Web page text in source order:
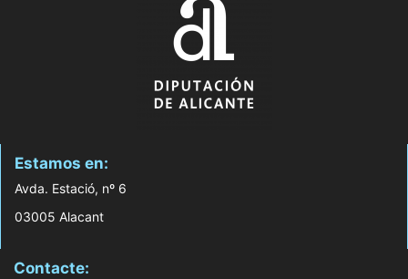
Estamos en:
Avda. Estació, nº 6
03005 Alacant
Contacte: